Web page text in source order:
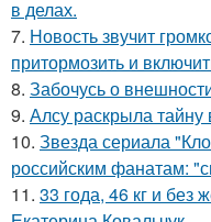
в делах.
7. Новость звучит
притормозить и
8. Забочусь о
9. Алсу раскрыла тайну
10. Звезда сериала
российским фанатам:
11. 33 года, 46 кг и без